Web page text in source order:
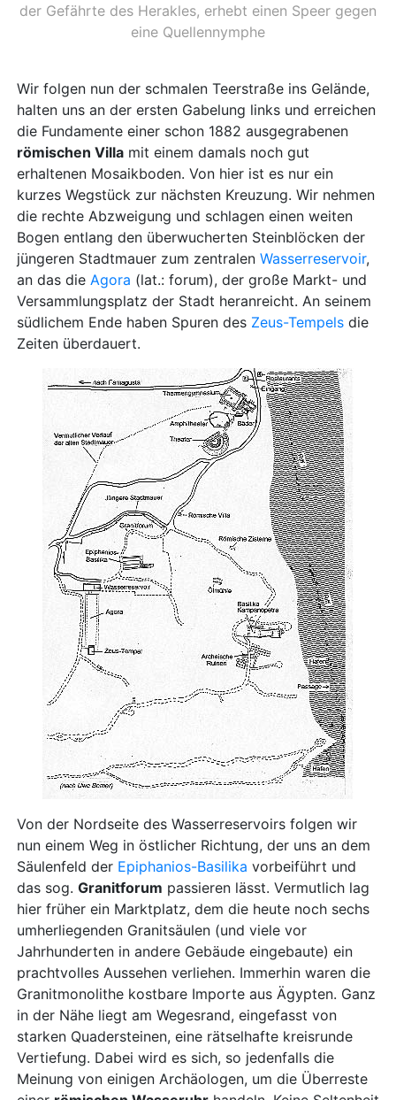
der Gefährte des Herakles, erhebt einen Speer gegen
eine Quellennymphe
Wir folgen nun der schmalen Teerstraße ins Gelände,
halten uns an der ersten Gabelung links und erreichen
die Fundamente einer schon 1882 ausgegrabenen
römischen Villa mit einem damals noch gut
erhaltenen Mosaikboden. Von hier ist es nur ein
kurzes Wegstück zur nächsten Kreuzung. Wir nehmen
die rechte Abzweigung und schlagen einen weiten
Bogen entlang den überwucherten Steinblöcken der
jüngeren Stadtmauer zum zentralen Wasserreservoir,
an das die Agora (lat.: forum), der große Markt- und
Versammlungsplatz der Stadt heranreicht. An seinem
südlichem Ende haben Spuren des Zeus-Tempels die
Zeiten überdauert.
Von der Nordseite des Wasserreservoirs folgen wir
nun einem Weg in östlicher Richtung, der uns an dem
Säulenfeld der Epiphanios-Basilika vorbeiführt und
das sog. Granitforum passieren lässt. Vermutlich lag
hier früher ein Marktplatz, dem die heute noch sechs
umherliegenden Granitsäulen (und viele vor
Jahrhunderten in andere Gebäude eingebaute) ein
prachtvolles Aussehen verliehen. Immerhin waren die
Granitmonolithe kostbare Importe aus Ägypten. Ganz
in der Nähe liegt am Wegesrand, eingefasst von
starken Quadersteinen, eine rätselhafte kreisrunde
Vertiefung. Dabei wird es sich, so jedenfalls die
Meinung von einigen Archäologen, um die Überreste